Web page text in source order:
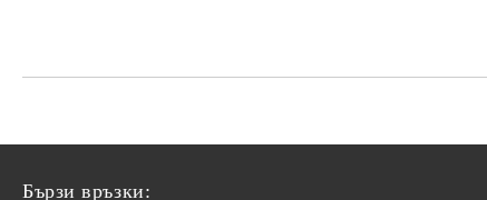
Бързи връзки: